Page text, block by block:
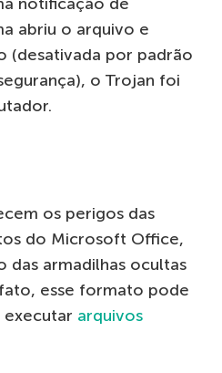
abriu o arquivo e
(desativada por padrão
o Trojan foi
os perigos das
do Microsoft Office,
das armadilhas ocultas
esse formato pode
executar arquivos